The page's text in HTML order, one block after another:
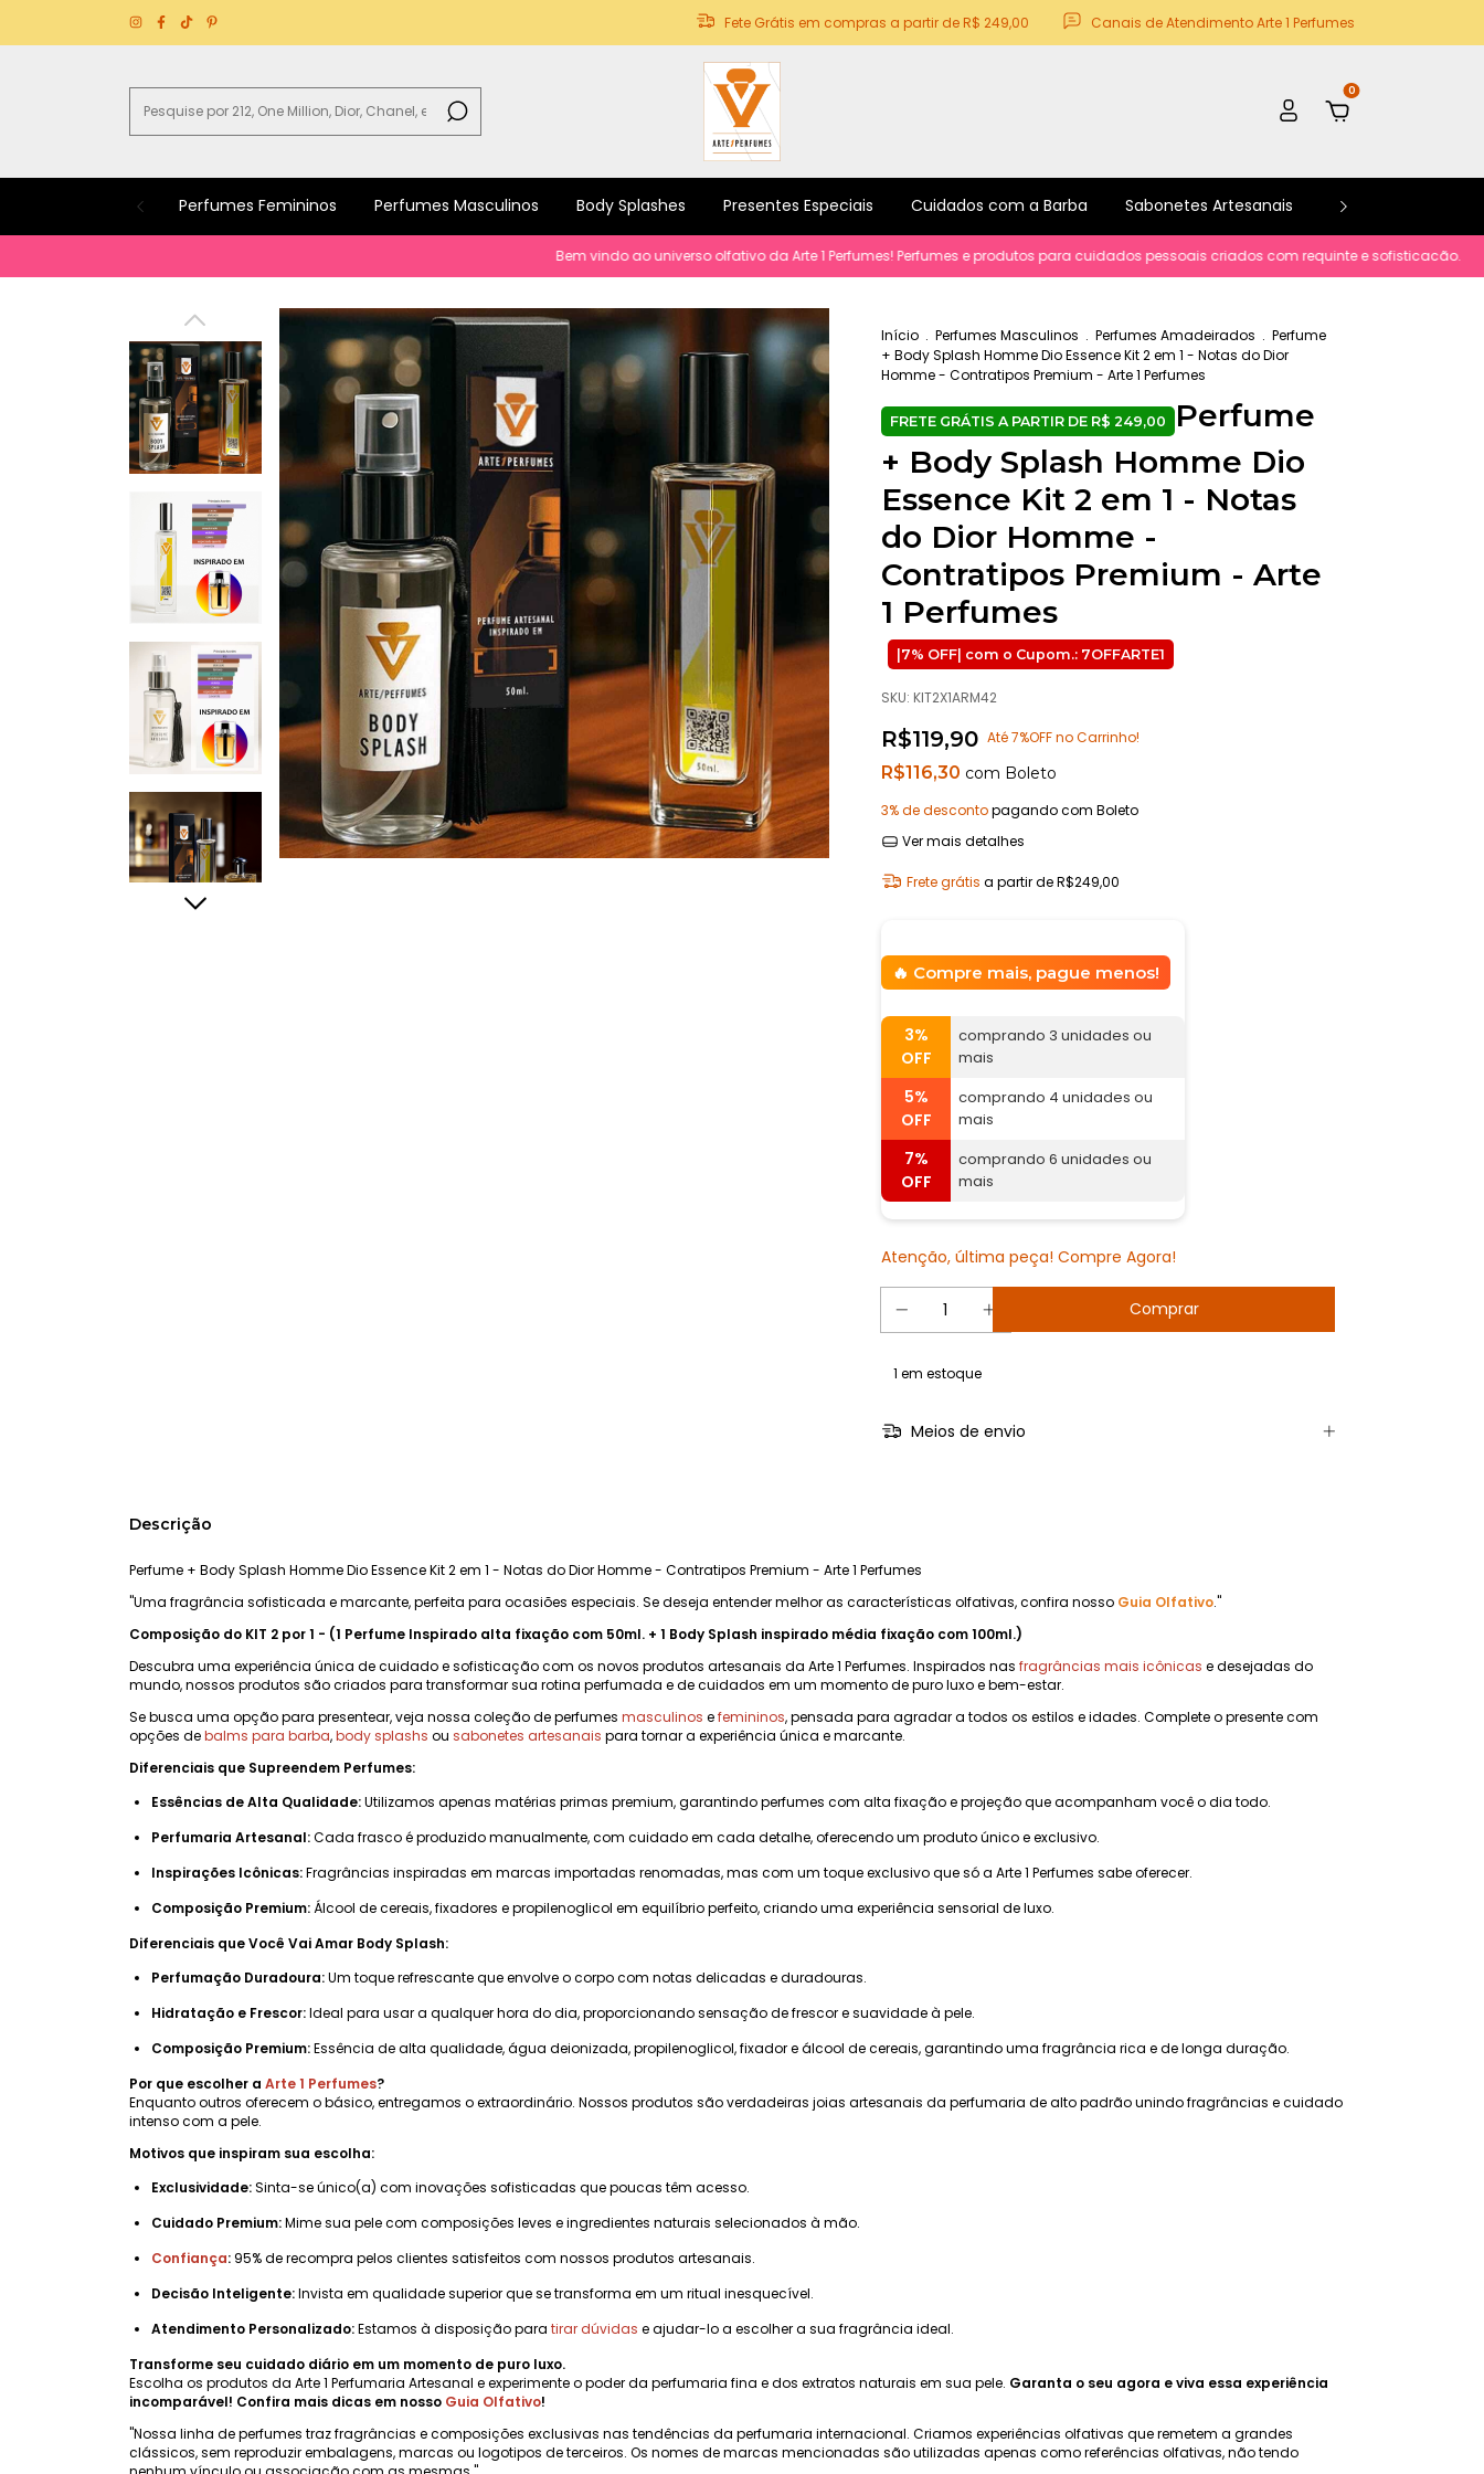
Fete Grátis em compras a partir de R$ 249,00 Canais de Atendimento Arte 1 Perfumes
0
Perfumes Femininos Perfumes Masculinos Body Splashes Presentes Especiais Cuidados com a Barba Sabonetes Artesanais Kits e Promoções
Bem vindo ao universo olfativo da Arte 1 Perfumes! Perfumes e produtos para cuidados pessoais criados com requinte e sofisticacão.
Início . Perfumes Masculinos . Perfumes Amadeirados . Perfume
+ Body Splash Homme Dio Essence Kit 2 em 1 - Notas do Dior
Homme - Contratipos Premium - Arte 1 Perfumes
Perfume
+ Body Splash Homme Dio
Essence Kit 2 em 1 - Notas
do Dior Homme -
Contratipos Premium - Arte
1 Perfumes
SKU: KIT2X1ARM42
R$119,90 Até 7%OFF no Carrinho!
R$116,30 com Boleto
3% de descontopagando com Boleto
Ver mais detalhes
Frete grátis a partir deR$249,00
Compre mais, pague menos!
3%
OFF
comprando 3 unidades ou
mais
5%
OFF
comprando 4 unidades ou
mais
7%
OFF
comprando 6 unidades ou
mais
Atenção, última peça! Compre Agora!
1 em estoque
Meios de envio
Descrição
Perfume + Body Splash Homme Dio Essence Kit 2 em 1 - Notas do Dior Homme - Contratipos Premium - Arte 1 Perfumes
"Uma fragrância sofisticada e marcante, perfeita para ocasiões especiais. Se deseja entender melhor as características olfativas, confira nosso Guia Olfativo."
Composição do KIT 2 por 1 - (1 Perfume Inspirado alta fixação com 50ml. + 1 Body Splash inspirado média fixação com 100ml.)
Descubra uma experiência única de cuidado e sofisticação com os novos produtos artesanais da Arte 1 Perfumes. Inspirados nas fragrâncias mais icônicas e desejadas do
mundo, nossos produtos são criados para transformar sua rotina perfumada e de cuidados em um momento de puro luxo e bem-estar.
Se busca uma opção para presentear, veja nossa coleção de perfumes masculinos efemininos, pensada para agradar a todos os estilos e idades. Complete o presente com
opções debalms para barba,body splashs ou sabonetes artesanais para tornar a experiência única e marcante.
Diferenciais que Supreendem Perfumes:
Essências de Alta Qualidade:Utilizamos apenas matérias primas premium, garantindo perfumes com alta fixação e projeção que acompanham você o dia todo.
Perfumaria Artesanal:Cada frasco é produzido manualmente, com cuidado em cada detalhe, oferecendo um produto único e exclusivo.
Inspirações Icônicas:Fragrâncias inspiradas em marcas importadas renomadas, mas com um toque exclusivo que só a Arte 1 Perfumes sabe oferecer.
Composição Premium:Álcool de cereais, fixadores e propilenoglicol em equilíbrio perfeito, criando uma experiência sensorial de luxo.
Diferenciais que Você Vai Amar Body Splash:
Perfumação Duradoura:Um toque refrescante que envolve o corpo com notas delicadas e duradouras.
Hidratação e Frescor:Ideal para usar a qualquer hora do dia, proporcionando sensação de frescor e suavidade à pele.
Composição Premium:Essência de alta qualidade, água deionizada, propilenoglicol, fixador e álcool de cereais, garantindo uma fragrância rica e de longa duração.
Por que escolher a Arte 1 Perfumes?
Enquanto outros oferecem o básico, entregamos o extraordinário. Nossos produtos são verdadeiras joias artesanais da perfumaria de alto padrão unindo fragrâncias e cuidado
intenso com a pele.
Motivos que inspiram sua escolha:
Exclusividade:Sinta-se único(a) com inovações sofisticadas que poucas têm acesso.
Cuidado Premium:Mime sua pele com composições leves e ingredientes naturais selecionados à mão.
Confiança: 95% de recompra pelos clientes satisfeitos com nossos produtos artesanais.
Decisão Inteligente:Invista em qualidade superior que se transforma em um ritual inesquecível.
Atendimento Personalizado:Estamos à disposição para tirar dúvidas e ajudar-lo a escolher a sua fragrância ideal.
Transforme seu cuidado diário em um momento de puro luxo.
Escolha os produtos da Arte 1 Perfumaria Artesanal e experimente o poder da perfumaria fina e dos extratos naturais em sua pele. Garanta o seu agora e viva essa experiência
incomparável! Confira mais dicas em nosso Guia Olfativo!
"Nossa linha de perfumes traz fragrâncias e composições exclusivas nas tendências da perfumaria internacional. Criamos experiências olfativas que remetem a grandes
clássicos, sem reproduzir embalagens, marcas ou logotipos de terceiros. Os nomes de marcas mencionadas são utilizadas apenas como referências olfativas, não tendo